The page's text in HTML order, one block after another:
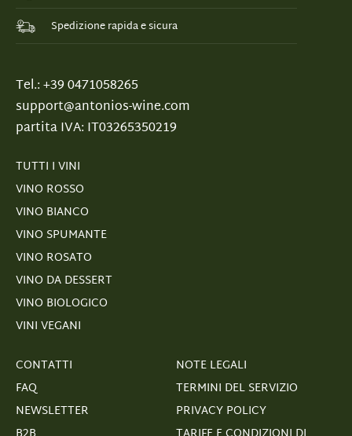
Spedizione rapida e sicura
Tel.: +39 0471058265
support@antonios-wine.com
partita IVA: IT03265350219
TUTTI I VINI
VINO ROSSO
VINO BIANCO
VINO SPUMANTE
VINO ROSATO
VINO DA DESSERT
VINO BIOLOGICO
VINI VEGANI
CONTATTI
FAQ
NEWSLETTER
NOTE LEGALI
TERMINI DEL SERVIZIO
PRIVACY POLICY